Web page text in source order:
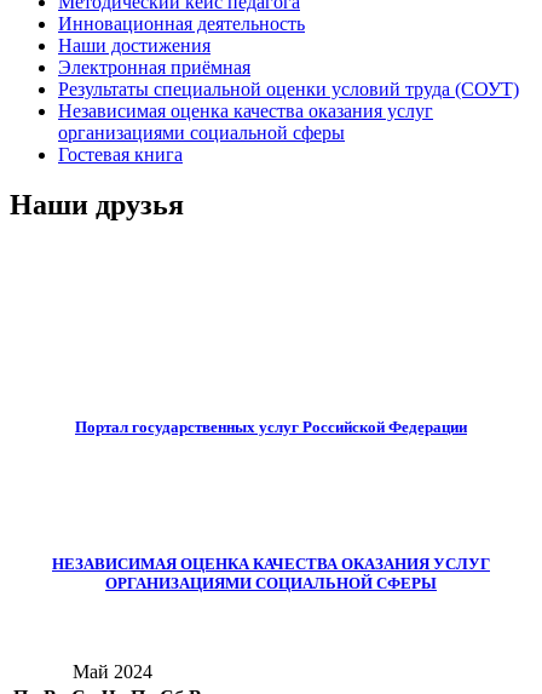
Инновационная деятельность
Наши достижения
Электронная приёмная
Результаты специальной оценки условий труда (СОУТ)
Независимая оценка качества оказания услуг
организациями социальной сферы
Гостевая книга
Наши друзья
Портал государственных услуг Российской Федерации
НЕЗАВИСИМАЯ ОЦЕНКА КАЧЕСТВА ОКАЗАНИЯ УСЛУГ
ОРГАНИЗАЦИЯМИ СОЦИАЛЬНОЙ СФЕРЫ
Май 2024